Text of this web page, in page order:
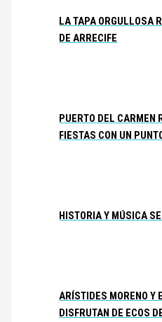
LA TAPA ORGULLOSA
DE ARRECIFE
PUERTO DEL CARMEN
FIESTAS CON UN
HISTORIA Y MÚSICA
ARÍSTIDES MORENO Y
DISFRUTAN DE ECOS